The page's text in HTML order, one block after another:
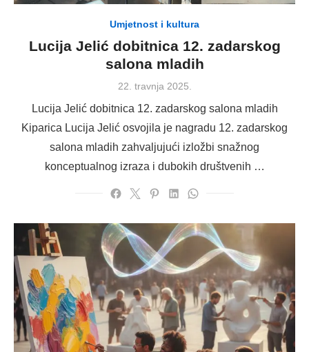
Umjetnost i kultura
Lucija Jelić dobitnica 12. zadarskog
salona mladih
Posted
22. travnja 2025.
Lucija Jelić dobitnica 12. zadarskog salona mladih
Kiparica Lucija Jelić osvojila je nagradu 12. zadarskog
salona mladih zahvaljujući izložbi snažnog
konceptualnog izraza i dubokih društvenih …